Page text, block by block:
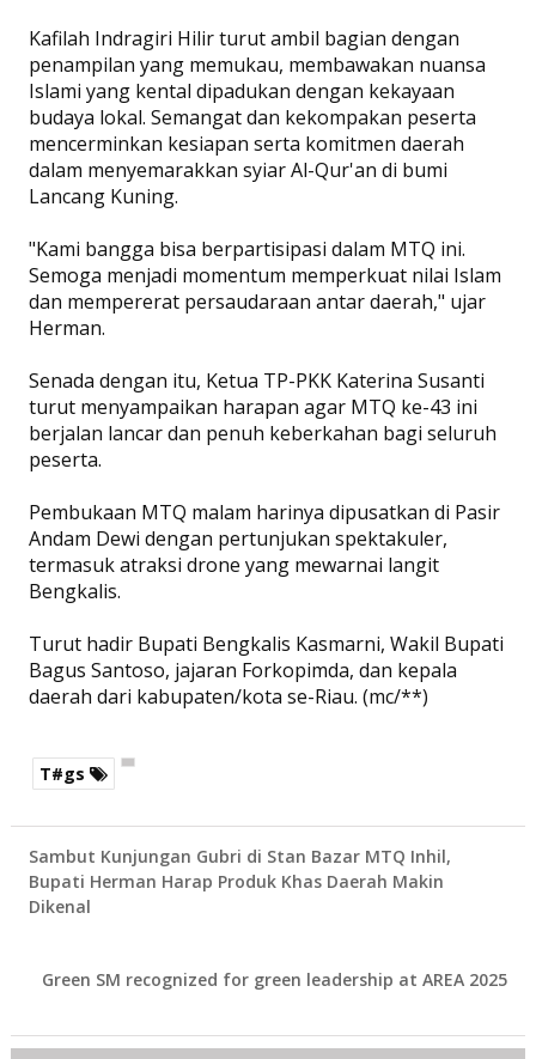
Kafilah Indragiri Hilir turut ambil bagian dengan
penampilan yang memukau, membawakan nuansa
Islami yang kental dipadukan dengan kekayaan
budaya lokal. Semangat dan kekompakan peserta
mencerminkan kesiapan serta komitmen daerah
dalam menyemarakkan syiar Al-Qur'an di bumi
Lancang Kuning.
"Kami bangga bisa berpartisipasi dalam MTQ ini.
Semoga menjadi momentum memperkuat nilai Islam
dan mempererat persaudaraan antar daerah," ujar
Herman.
Senada dengan itu, Ketua TP-PKK Katerina Susanti
turut menyampaikan harapan agar MTQ ke-43 ini
berjalan lancar dan penuh keberkahan bagi seluruh
peserta.
Pembukaan MTQ malam harinya dipusatkan di Pasir
Andam Dewi dengan pertunjukan spektakuler,
termasuk atraksi drone yang mewarnai langit
Bengkalis.
Turut hadir Bupati Bengkalis Kasmarni, Wakil Bupati
Bagus Santoso, jajaran Forkopimda, dan kepala
daerah dari kabupaten/kota se-Riau. (mc/**)
T#gs
Sambut Kunjungan Gubri di Stan Bazar MTQ Inhil,
Bupati Herman Harap Produk Khas Daerah Makin
Dikenal
Green SM recognized for green leadership at AREA 2025